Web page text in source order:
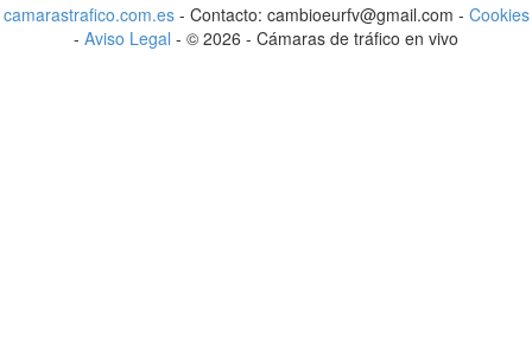
camarastrafico.com.es- Contacto: cambioeurfv@gmail.com - Cookies
- Aviso Legal - © 2026 - Cámaras de tráfico en vivo